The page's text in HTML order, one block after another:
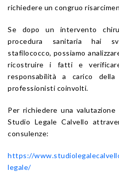
richiedere un congruo
Se dopo un intervento
procedura sanitaria hai
stafilococco, possiamo
ricostruire i fatti e
responsabilità a carico
professionisti coinvolti.
Per richiedere una
Studio Legale Calvello
consulenze:
https://
legale/